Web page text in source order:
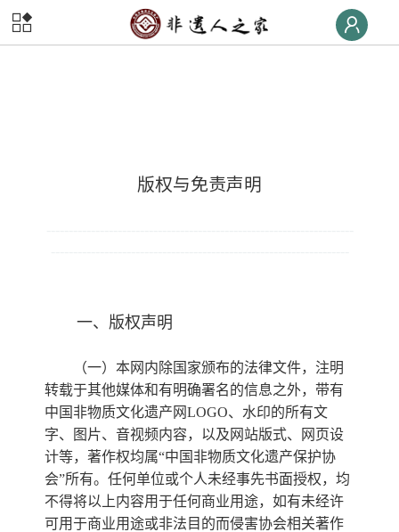
首页
非遗后援团
非遗大数据
版权与免责声明
一、版权声明
（一）本网内除国家颁布的法律文件，注明
转载于其他媒体和有明确署名的信息之外，带有
中国非物质文化遗产网LOGO、水印的所有文
字、图片、音视频内容，以及网站版式、网页设
计等，著作权均属“中国非物质文化遗产保护协
会”所有。任何单位或个人未经事先书面授权，均
不得将以上内容用于任何商业用途，如有未经许
可用于商业用途或非法目的而侵害协会相关著作